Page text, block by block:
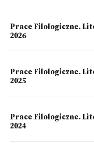
Prace Filologiczne.
2026
Prace Filologiczne.
2025
Prace Filologiczne.
2024